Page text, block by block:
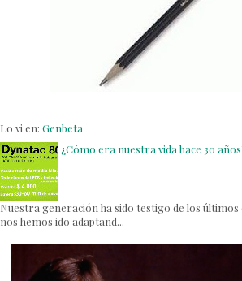
Lo vi en: Genbeta
¿Cómo era nuestra vida hace 30
Nuestra generación ha sido testigo de los
nos hemos ido adaptand...